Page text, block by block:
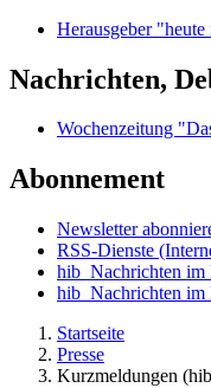
Herausgeber
Nachrichten,
Wochenzeitung
Abonnement
Newsletter
RSS-Dienste
hib_Nachrichten
hib_Nachrichten
Startseite
Presse
Kurzmeldungen